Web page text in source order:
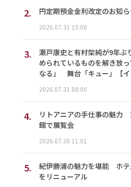
2. 円定期預金金利改定のお知
2026.07.31 15:00
3.
瀬戸康史と有村架純が9年ぶ
められているものを解き放
なる」 舞台「キュー」【イ
2026.07.31 08:00
4.
リトアニアの手仕事の魅力
館で展覧会
2026.07.30 11:01
5.
紀伊勝浦の魅力を堪能 ホテ
をリニューアル